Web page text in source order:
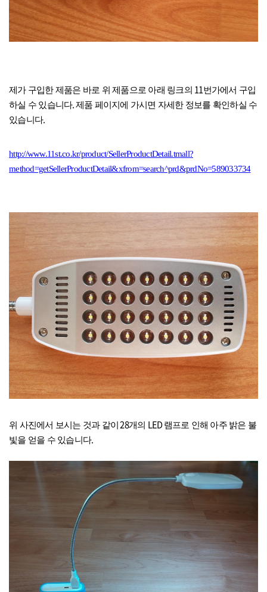
제가 구입한 제품은 바로 위 제품으로 아래 링크의 11번가에서 구입
하실 수 있습니다.제품 페이지에 가시면 자세한 정보를 확인하실 수
있습니다.
http://www.11st.co.kr/product/SellerProductDetail.tmall?
method=getSellerProductDetail&xfrom=search^prd&prdNo=589033734
위 사진에서 보시는 것과 같이 28개의 LED램프로 인해 아주 밝은 불
빛을 얻을 수 있습니다.